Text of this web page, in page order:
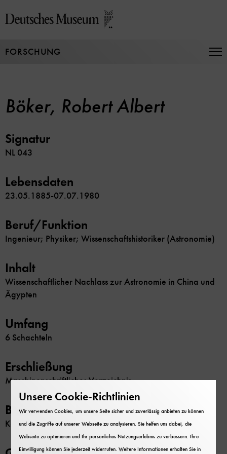
zum
FORSCHUNG
Böker, Robert Albert
Signatur
NL 043
Lebensdaten
23.05.1885-07.07.1980
Beruf/Funktion
Ingenieur; Physiker; Wissenschaftshistoriker (Astronomie)
Inhalt
Wissenschaftlicher Nachlass zur Astronomie in China und
Ägypten
Umfang
6 Schachteln
Erschließung
Maschinenschriftliches Verzeichnis
Beschränkung
Keine
Unsere Cookie-Richtlinien
Wir verwenden Cookies, um unsere Seite sicher und zuverlässig anbieten zu können
und die Zugriffe auf unserer Webseite zu analysieren. Sie helfen uns dabei, die
Webseite zu optimieren und Ihr persönliches Nutzungserlebnis zu verbessern. Ihre
Einwilligung können Sie jederzeit widerrufen. Weitere Informationen erhalten Sie in